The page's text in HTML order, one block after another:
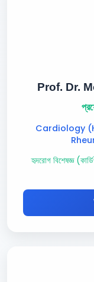
Prof. Dr.
Cardiology
হৃদরোগ বিশেষজ্ঞ